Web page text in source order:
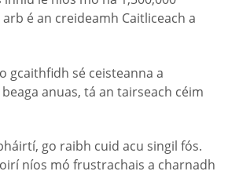
é an creideamh Caitliceach a
gcaithfidh sé ceisteanna a
anuas, tá an tairseach céim
go raibh cuid acu singil fós.
níos mó frustrachais a charnadh